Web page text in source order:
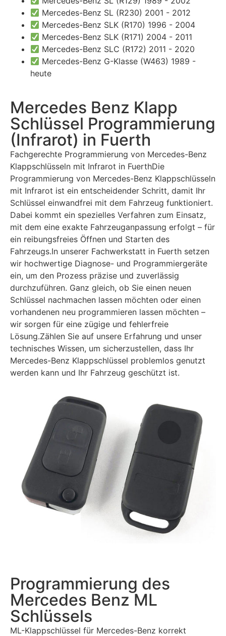
Mercedes-Benz SL (R230) 2001 - 2012
Mercedes-Benz SLK (R170) 1996 - 2004
Mercedes-Benz SLK (R171) 2004 - 2011
Mercedes-Benz SLC (R172) 2011 - 2020
Mercedes-Benz G-Klasse (W463) 1989 -
heute
Mercedes Benz Klapp
Schlüssel Programmierung
(Infrarot) in Fuerth
Fachgerechte Programmierung von Mercedes-Benz
Klappschlüsseln mit Infrarot in FuerthDie
Programmierung von Mercedes-Benz Klappschlüsseln
mit Infrarot ist ein entscheidender Schritt, damit Ihr
Schlüssel einwandfrei mit dem Fahrzeug funktioniert.
Dabei kommt ein spezielles Verfahren zum Einsatz,
mit dem eine exakte Fahrzeuganpassung erfolgt – für
ein reibungsfreies Öffnen und Starten des
Fahrzeugs.In unserer Fachwerkstatt in Fuerth setzen
wir hochwertige Diagnose- und Programmiergeräte
ein, um den Prozess präzise und zuverlässig
durchzuführen. Ganz gleich, ob Sie einen neuen
Schlüssel nachmachen lassen möchten oder einen
vorhandenen neu programmieren lassen möchten –
wir sorgen für eine zügige und fehlerfreie
Lösung.Zählen Sie auf unsere Erfahrung und unser
technisches Wissen, um sicherzustellen, dass Ihr
Mercedes-Benz Klappschlüssel problemlos genutzt
werden kann und Ihr Fahrzeug geschützt ist.
Programmierung des
Mercedes Benz ML
Schlüssels
ML-Klappschlüssel für Mercedes-Benz korrekt